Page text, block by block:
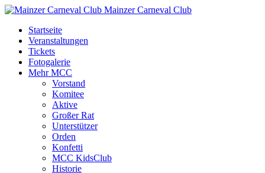
Mainzer Carneval Club
Startseite
Veranstaltungen
Tickets
Fotogalerie
Mehr MCC
Vorstand
Komitee
Aktive
Großer Rat
Unterstützer
Orden
Konfetti
MCC KidsClub
Historie